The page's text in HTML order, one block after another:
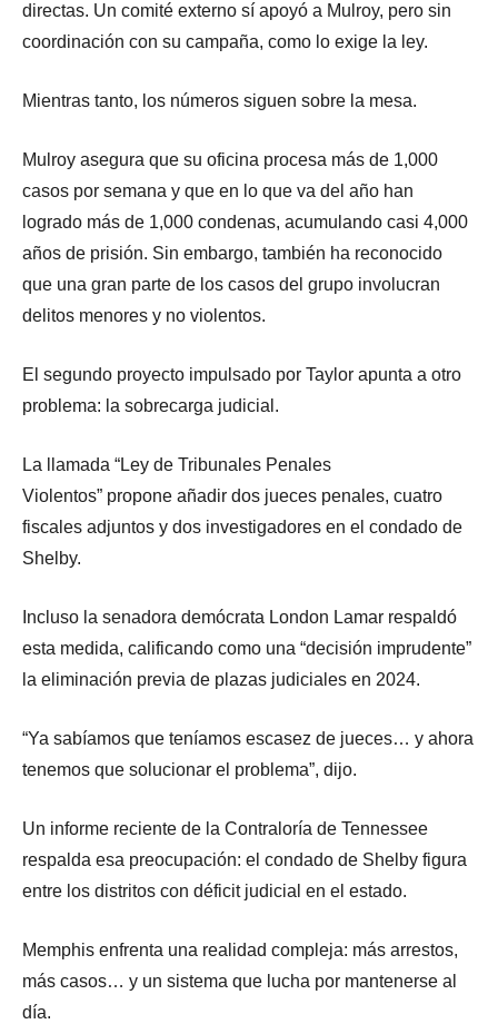
directas. Un comité externo sí apoyó a Mulroy, pero sin
coordinación con su campaña, como lo exige la ley.
Mientras tanto, los números siguen sobre la mesa.
Mulroy asegura que su oficina procesa más de 1,000
casos por semana y que en lo que va del año han
logrado más de 1,000 condenas, acumulando casi 4,000
años de prisión. Sin embargo, también ha reconocido
que una gran parte de los casos del grupo involucran
delitos menores y no violentos.
El segundo proyecto impulsado por Taylor apunta a otro
problema: la sobrecarga judicial.
La llamada “Ley de Tribunales Penales
Violentos” propone añadir dos jueces penales, cuatro
fiscales adjuntos y dos investigadores en el condado de
Shelby.
Incluso la senadora demócrata London Lamar respaldó
esta medida, calificando como una “decisión imprudente”
la eliminación previa de plazas judiciales en 2024.
“Ya sabíamos que teníamos escasez de jueces… y ahora
tenemos que solucionar el problema”, dijo.
Un informe reciente de la Contraloría de Tennessee
respalda esa preocupación: el condado de Shelby figura
entre los distritos con déficit judicial en el estado.
Memphis enfrenta una realidad compleja: más arrestos,
más casos… y un sistema que lucha por mantenerse al
día.